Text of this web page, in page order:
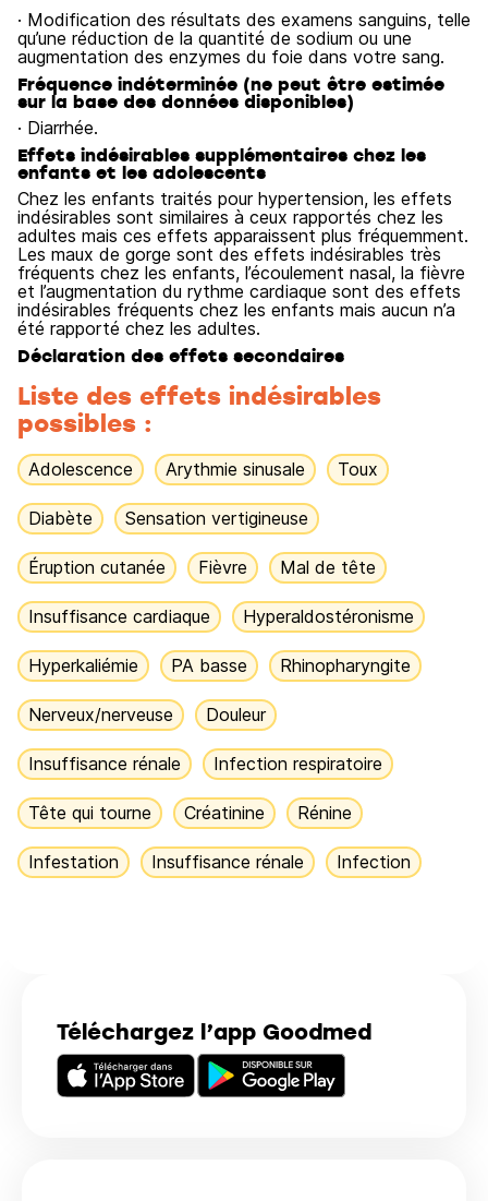
Téléchargez l’app Goodmed
· Modification des résultats des examens sanguins, telle
qu’une réduction de la quantité de sodium ou une
augmentation des enzymes du foie dans votre sang.
Fréquence indéterminée (ne peut être estimée
sur la base des données disponibles)
· Diarrhée.
Effets indésirables supplémentaires chez les
enfants et les adolescents
Chez les enfants traités pour hypertension, les effets
indésirables sont similaires à ceux rapportés chez les
adultes mais ces effets apparaissent plus fréquemment.
Les maux de gorge sont des effets indésirables très
fréquents chez les enfants, l’écoulement nasal, la fièvre
et l’augmentation du rythme cardiaque sont des effets
indésirables fréquents chez les enfants mais aucun n’a
été rapporté chez les adultes.
Déclaration des effets secondaires
Liste des effets indésirables
possibles :
Adolescence Arythmie sinusale Toux
Diabète Sensation vertigineuse
Éruption cutanée Fièvre Mal de tête
Insuffisance cardiaque Hyperaldostéronisme
Hyperkaliémie PA basse Rhinopharyngite
Nerveux/nerveuse Douleur
Insuffisance rénale Infection respiratoire
Tête qui tourne Créatinine Rénine
Infestation Insuffisance rénale Infection